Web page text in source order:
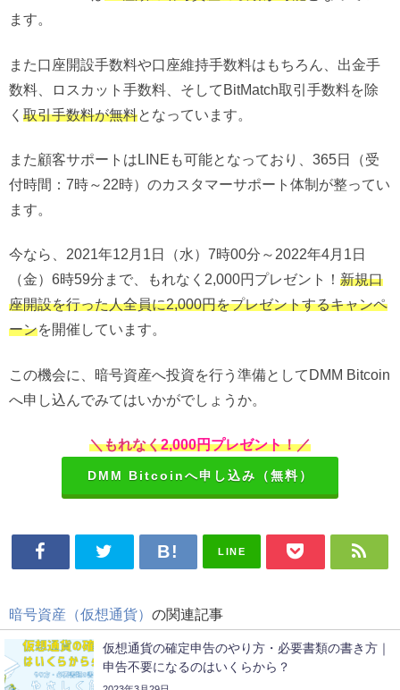
ます。
また口座開設手数料や口座維持手数料はもちろん、出金手
数料、ロスカット手数料、そしてBitMatch取引手数料を除
く 取引手数料が無料となっています。
また顧客サポートはLINEも可能となっており、365日（受
付時間：7時～22時）のカスタマーサポート体制が整ってい
ます。
今なら、2021年12月1日（水）7時00分～2022年4月1日
（金）6時59分まで、もれなく2,000円プレゼント！ 新規口
座開設を行った人全員に2,000円をプレゼントするキャンペ
ーンを開催しています。
この機会に、暗号資産へ投資を行う準備としてDMM Bitcoin
へ申し込んでみてはいかがでしょうか。
＼もれなく2,000円プレゼント！／
DMM Bitcoinへ申し込み（無料）
LINE
暗号資産（仮想通貨） の関連記事
仮想通貨の確定申告のやり方・必要書類の書き方｜
申告不要になるのはいくらから？